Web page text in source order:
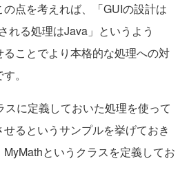
点を考えれば、「GUIの設計は
れる処理はJava」というよう
ことでより本格的な処理への対
。
に定義しておいた処理を使って
るというサンプルを挙げておき
というクラスを定義してお